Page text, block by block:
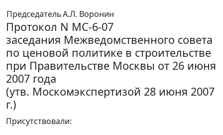
ПредседательА.Л. Воронин
Протокол N МС-6-07
заседания Межведомственного совета
по ценовой политике в строительстве
при Правительстве Москвы от 26 июня
2007 года
(утв. Москомэкспертизой 28 июня 2007
г.)
Присутствовали: